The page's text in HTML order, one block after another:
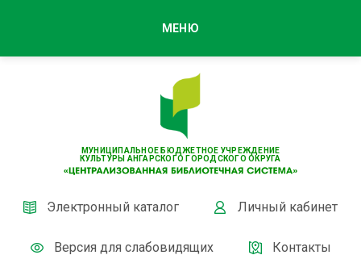
МУНИЦИПАЛЬНОЕ БЮДЖЕТНОЕ УЧРЕЖДЕНИЕ
КУЛЬТУРЫ АНГАРСКОГО ГОРОДСКОГО ОКРУГА
Электронный каталог Личный кабинет
Версия для слабовидящих Контакты
МЕНЮ